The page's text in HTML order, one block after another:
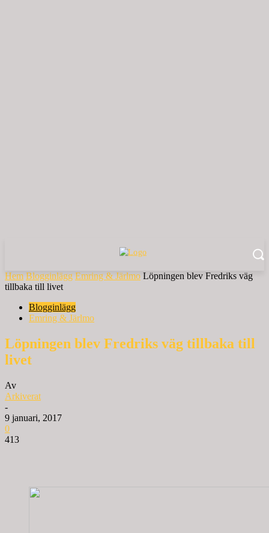
Hem Blogginlägg Emring & Järlmo Löpningen blev Fredriks väg
tillbaka till livet
Blogginlägg
Emring & Järlmo
Löpningen blev Fredriks väg tillbaka till
livet
Av
Arkiverat
-
9 januari, 2017
0
413